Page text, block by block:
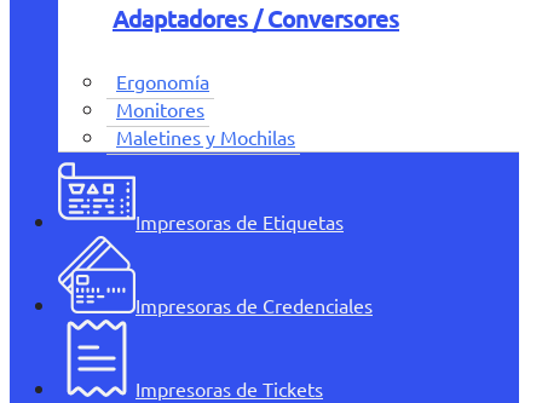
Adaptadores / Conversores
Ergonomía
Monitores
Maletines y Mochilas
Impresoras de Etiquetas
Impresoras de Credenciales
Impresoras de Tickets